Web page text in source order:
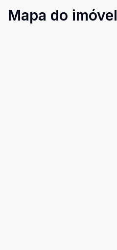
Mapa do imóvel